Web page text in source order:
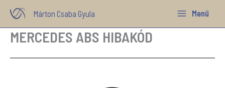
content
Márton Csaba Gyula Menü
MERCEDES ABS HIBAKÓD